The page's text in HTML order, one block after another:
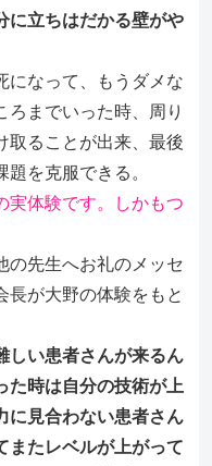
に立ちはだかる壁がや
になって、もうダメな
ろまでいった時、周り
取ることが出来、最後
を克服できる。
実体験です。しかもつ
の先生へお礼のメッセ
長が大野の体験をもと
しい患者さんが来るん
た時は自分の技術が上
に見合わない患者さん
またレベルが上がって